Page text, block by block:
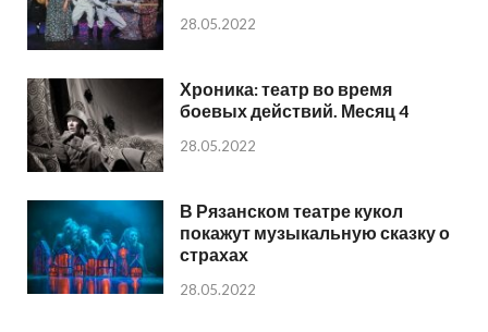
28.05.2022
Хроника: театр во время
боевых действий. Месяц 4
28.05.2022
В Рязанском театре кукол
покажут музыкальную сказку о
страхах
28.05.2022